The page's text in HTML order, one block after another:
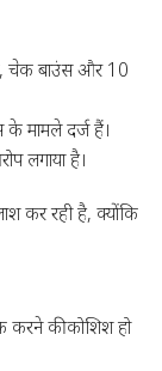
चेक बाउंस और 10
मामले दर्ज हैं।
लगाया है।
कर रही है, क्योंकि
करने की कोशिश हो